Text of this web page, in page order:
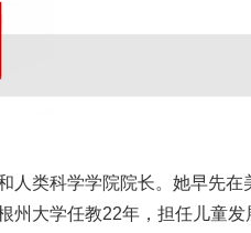
人类科学学院院长。她早先
州大学任教22年，担任儿童